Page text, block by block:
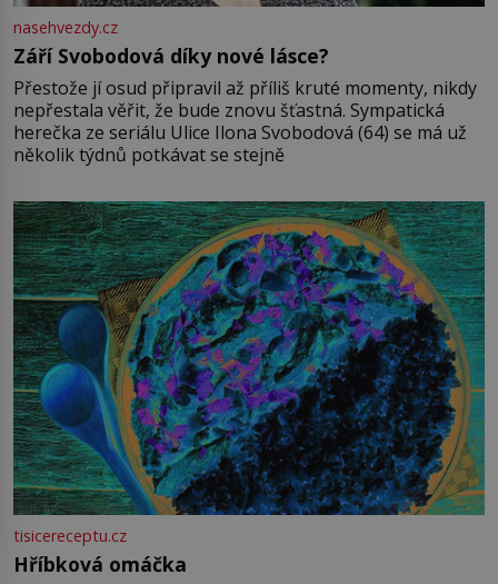
nasehvezdy.cz
Září Svobodová díky nové lásce?
Přestože jí osud připravil až příliš kruté momenty, nikdy
nepřestala věřit, že bude znovu šťastná. Sympatická
herečka ze seriálu Ulice Ilona Svobodová (64) se má už
několik týdnů potkávat se stejně
tisicereceptu.cz
Hříbková omáčka